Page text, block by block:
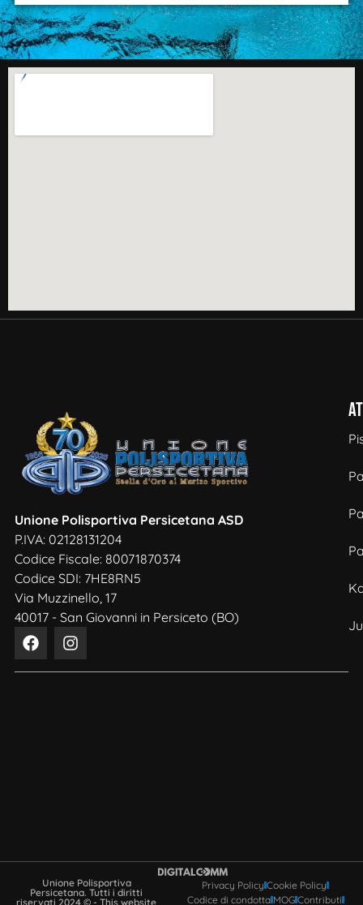
Unione Polisportiva Persicetana ASD
P.IVA: 02128131204
Codice Fiscale: 80071870374
Codice SDI: 7HE8RN5
Via Muzzinello, 17
40017 - San Giovanni in Persiceto (BO)
Unione Polisportiva
Persicetana. Tutti i diritti
riservati 2024 © - This website
Privacy Policy Cookie Policy
Codice di condotta MOG Contributi